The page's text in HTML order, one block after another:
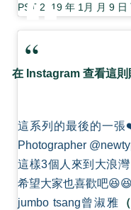
PST 2019 年 1月 月 9 日
在 Instagram 查看這則
這系列的最後的一
Photographer
這樣3個人來到大浪
希望大家也喜歡吧😆😆
jumbo tsang曾淑雅